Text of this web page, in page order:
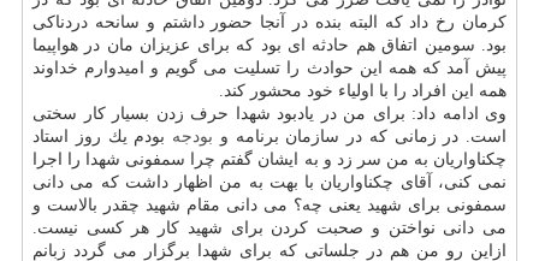
كرمان رخ داد كه البته بنده در آنجا حضور داشتم و سانحه دردناكی
بود. سومین اتفاق هم حادثه ای بود كه برای عزیزان مان در هواپیما
پیش آمد كه همه این حوادث را تسلیت می گویم و امیدوارم خداوند
همه این افراد را با اولیاء خود محشور كند.
وی ادامه داد: برای من در یادبود شهدا حرف زدن بسیار كار سختی
است. در زمانی كه در سازمان برنامه و بودجه بودم یك روز استاد
چكناواریان به من سر زد و به ایشان گفتم چرا سمفونی شهدا را اجرا
نمی كنی، آقای چكناواریان با بهت به من اظهار داشت كه می دانی
سمفونی برای شهید یعنی چه؟ می دانی مقام شهید چقدر بالاست و
می دانی نواختن و صحبت كردن برای شهید كار هر كسی نیست.
ازاین رو من هم در جلساتی كه برای شهدا برگزار می گردد زبانم